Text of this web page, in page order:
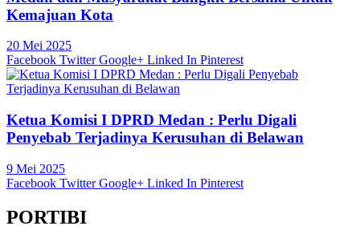
Kemajuan Kota
20 Mei 2025
Facebook Twitter Google+ Linked In Pinterest
Ketua Komisi I DPRD Medan : Perlu Digali
Penyebab Terjadinya Kerusuhan di Belawan
9 Mei 2025
Facebook Twitter Google+ Linked In Pinterest
PORTIBI